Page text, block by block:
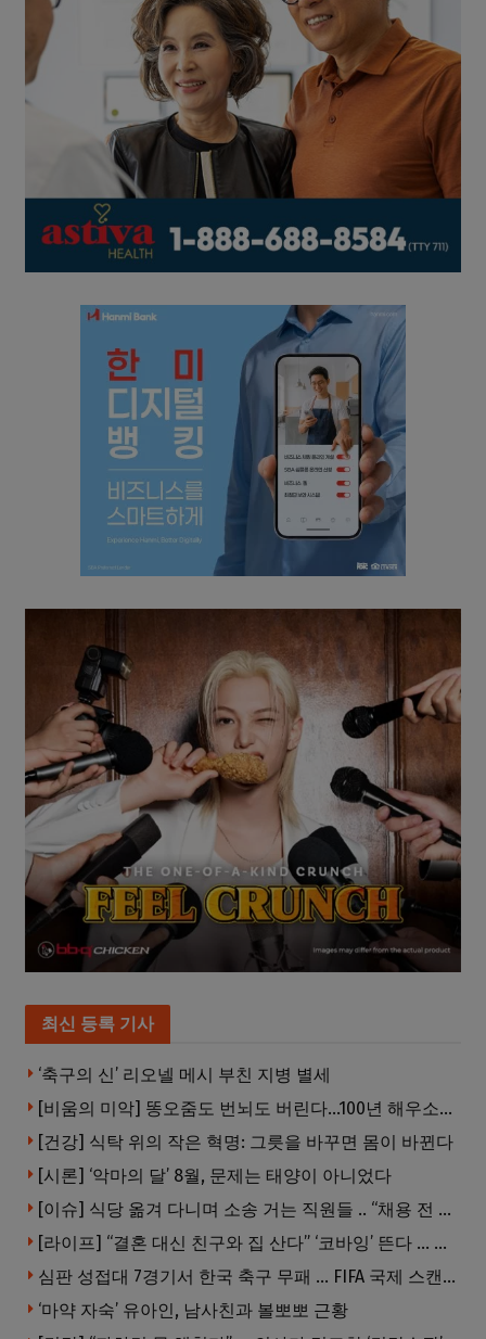
최신 등록 기사
‘축구의 신’ 리오넬 메시 부친 지병 별세
[비움의 미악] 똥오줌도 번뇌도 버린다…100년 해우소의 철학
[건강] 식탁 위의 작은 혁명: 그릇을 바꾸면 몸이 바뀐다
[시론] ‘악마의 달’ 8월, 문제는 태양이 아니었다
[이슈] 식당 옮겨 다니며 소송 거는 직원들 .. “채용 전 반드시 확인해야”
[라이프] “결혼 대신 친구와 집 산다” ‘코바잉’ 뜬다 … 내 집 마련 공식 바뀌었다
심판 성접대 7경기서 한국 축구 무패 … FIFA 국제 스캔들 번지나
‘마약 자숙’ 유아인, 남사친과 볼뽀뽀 근황